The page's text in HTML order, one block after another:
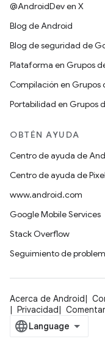
@AndroidDev en X
Blog de Android
Blog de seguridad de
Plataforma en Grupos
Compilación en Grupos
Portabilidad en Grupos
OBTÉN AYUDA
Centro de ayuda de
Centro de ayuda de Pixel
www.android.com
Google Mobile Services
Stack Overflow
Seguimiento de
Acerca de Android
Privacidad